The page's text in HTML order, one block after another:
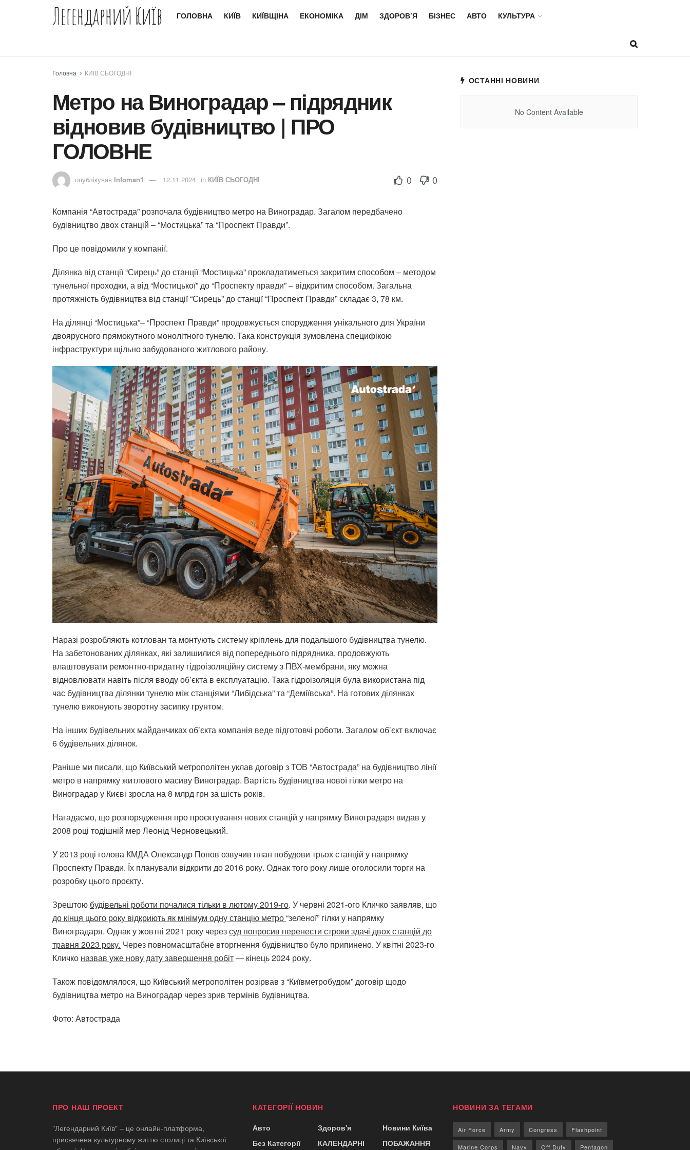
Легендарний Київ ГОЛОВНА КИЇВ КИЇВЩІНА ЕКОНОМІКА ДІМ ЗДОРОВ’Я БІЗНЕС АВТО КУЛЬТУРА
Головна КИЇВ СЬОГОДНІ
Метро на Виноградар – підрядник
відновив будівництво | ПРО
ГОЛОВНЕ
опублікував Infoman1 12.11.2024 in КИЇВ СЬОГОДНІ 0 0
Компанія “Автострада” розпочала будівництво метро на Виноградар. Загалом передбачено
будівництво двох станцій – “Мостицька” та “Проспект Правди”.
Про це повідомили у компанії.
Ділянка від станції “Сирець” до станції “Мостицька” прокладатиметься закритим способом – методом
тунельної проходки, а від “Мостицької” до “Проспекту правди” – відкритим способом. Загальна
протяжність будівництва від станції “Сирець” до станції “Проспект Правди” складає 3, 78 км.
На ділянці “Мостицька”– “Проспект Правди” продовжується спорудження унікального для України
двоярусного прямокутного монолітного тунелю. Така конструкція зумовлена специфікою
інфраструктури щільно забудованого житлового району.
Наразі розробляють котлован та монтують систему кріплень для подальшого будівництва тунелю.
На забетонованих ділянках, які залишилися від попереднього підрядника, продовжують
влаштовувати ремонтно-придатну гідроізоляційну систему з ПВХ-мембрани, яку можна
відновлювати навіть після вводу об’єкта в експлуатацію. Така гідроізоляція була використана під
час будівництва ділянки тунелю між станціями “Либідська” та “Деміївська”. На готових ділянках
тунелю виконують зворотну засипку грунтом.
На інших будівельних майданчиках об’єкта компанія веде підготовчі роботи. Загалом об’єкт включає
6 будівельних ділянок.
Раніше ми писали, що Київський метрополітен уклав договір з ТОВ “Автострада” на будівництво лінії
метро в напрямку житлового масиву Виноградар. Вартість будівництва нової гілки метро на
Виноградар у Києві зросла на 8 млрд грн за шість років.
Нагадаємо, що розпорядження про проєктування нових станцій у напрямку Виноградаря видав у
2008 році тодішній мер Леонід Черновецький.
У 2013 році голова КМДА Олександр Попов озвучив план побудови трьох станцій у напрямку
Проспекту Правди. Їх планували відкрити до 2016 року. Однак того року лише оголосили торги на
розробку цього проєкту.
Зрештою будівельні роботи почалися тільки в лютому 2019-го. У червні 2021-ого Кличко заявляв, що
до кінця цього року відкриють як мінімум одну станцію метро“зеленої” гілки у напрямку
Виноградаря. Однак у жовтні 2021 року черезсуд попросив перенести строки здачі двох станцій до
травня 2023 року. Через повномасштабне вторгнення будівництво було припинено. У квітні 2023-го
Кличко назвав уже нову дату завершення робіт— кінець 2024 року.
Також повідомлялося, що Київський метрополітен розірвав з “Київметробудом” договір щодо
будівництва метро на Виноградар через зрив термінів будівництва.
Фото: Автострада
ОСТАННІ НОВИНИ
No Content Available
ПРО НАШ ПРОЕКТ
"Легендарний Київ" – це онлайн-платформа,
присвячена культурному життю столиці та Київської
КАТЕГОРІЇ НОВИН
Авто
Без Категорії
Здоров'я
КАЛЕНДАРНІ
Новини Київа
ПОБАЖАННЯ
НОВИНИ ЗА ТЕГАМИ
Air Force Army Congress Flashpoint
Marine Corps Navy Off Duty Pentagon